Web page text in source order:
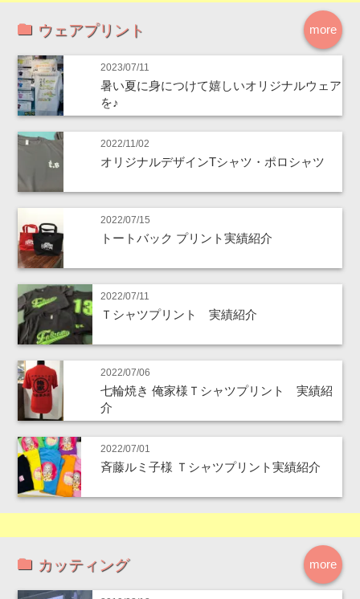
more
ウェアプリント
2023/07/11
暑い夏に身につけて嬉しいオリジナルウェア
を♪
2022/11/02
オリジナルデザインTシャツ・ポロシャツ
2022/07/15
トートバック プリント実績紹介
2022/07/11
Ｔシャツプリント 実績紹介
2022/07/06
七輪焼き 俺家様Ｔシャツプリント 実績紹
介
2022/07/01
斉藤ルミ子様 Ｔシャツプリント実績紹介
more
カッティング